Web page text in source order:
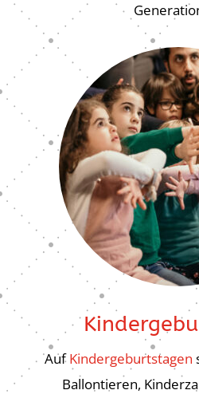
AufKindergeburtstagen
Ballontieren,